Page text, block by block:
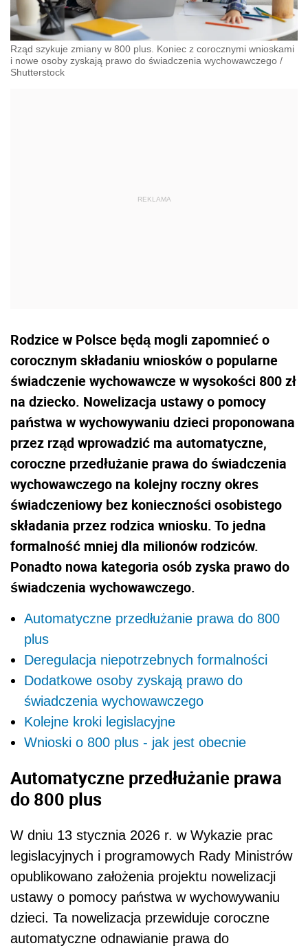
Rząd szykuje zmiany w 800 plus. Koniec z corocznymi wnioskami
i nowe osoby zyskają prawo do świadczenia wychowawczego /
Shutterstock
Rodzice w Polsce będą mogli zapomnieć o
corocznym składaniu wniosków o popularne
świadczenie wychowawcze w wysokości 800 zł
na dziecko. Nowelizacja ustawy o pomocy
państwa w wychowywaniu dzieci proponowana
przez rząd wprowadzić ma automatyczne,
coroczne przedłużanie prawa do świadczenia
wychowawczego na kolejny roczny okres
świadczeniowy bez konieczności osobistego
składania przez rodzica wniosku. To jedna
formalność mniej dla milionów rodziców.
Ponadto nowa kategoria osób zyska prawo do
świadczenia wychowawczego.
​Automatyczne przedłużanie prawa do 800
plus
Deregulacja niepotrzebnych formalności
Dodatkowe osoby zyskają prawo do
świadczenia wychowawczego
Kolejne kroki legislacyjne
Wnioski o 800 plus - jak jest obecnie
​Automatyczne przedłużanie prawa
do 800 plus
W dniu 13 stycznia 2026 r. w Wykazie prac
legislacyjnych i programowych Rady Ministrów
opublikowano założenia projektu nowelizacji
ustawy o pomocy państwa w wychowywaniu
dzieci. Ta nowelizacja przewiduje coroczne
automatyczne odnawianie prawa do